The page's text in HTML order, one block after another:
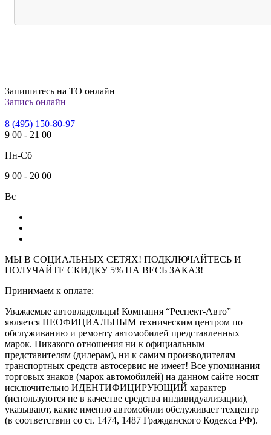
Запишитесь на ТО онлайн
Запись онлайн
8 (495) 150-80-97
9 00 - 21 00
Пн-Сб
9 00 - 20 00
Вс
МЫ В СОЦИАЛЬНЫХ СЕТЯХ! ПОДКЛЮЧАЙТЕСЬ И
ПОЛУЧАЙТЕ СКИДКУ 5% НА ВЕСЬ ЗАКАЗ!
Принимаем к оплате:
Уважаемые автовладельцы! Компания “Респект-Авто”
является НЕОФИЦИАЛЬНЫМ техническим центром по
обслуживанию и ремонту автомобилей представленных
марок. Никакого отношения ни к официальным
представителям (дилерам), ни к самим производителям
транспортных средств автосервис не имеет! Все упоминания
торговых знаков (марок автомобилей) на данном сайте носят
исключительно ИДЕНТИФИЦИРУЮЩИЙ характер
(используются не в качестве средства индивидуализации),
указывают, какие именно автомобили обслуживает техцентр
(в соответствии со ст. 1474, 1487 Гражданского Кодекса РФ).